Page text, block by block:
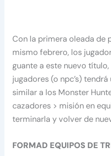
Con la primera oleada de
mismo febrero, los
guante a este nuevo
jugadores (o npc’s)
similar a los Monster
cazadores > misión en
terminarla y volver de
FORMAD EQUIPOS DE